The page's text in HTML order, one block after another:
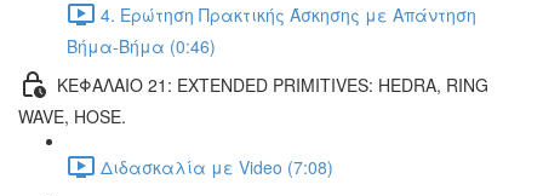
4. Ερώτηση Πρακτικής Άσκησης με Απάντηση
Βήμα-Βήμα (0:46)
ΚΕΦΑΛΑΙΟ 21: EXTENDED PRIMITIVES: HEDRA, RING
WAVE, HOSE.
Διδασκαλία με Video (7:08)